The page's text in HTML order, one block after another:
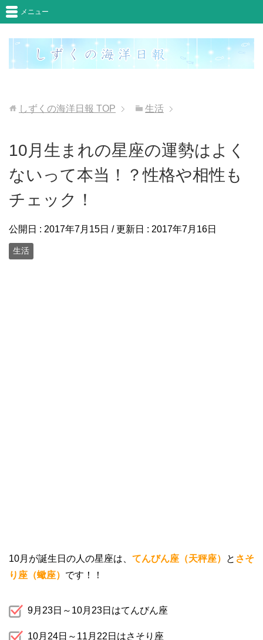
メニュー
しずくの海洋日報 TOP 生活
10月生まれの星座の運勢はよく
ないって本当！？性格や相性も
チェック！
公開日 : 2017年7月15日 / 更新日 : 2017年7月16日
生活
10月が誕生日の人の星座は、 てんびん座（天秤座） と さそ
り座（蠍座） です！！
9月23日～10月23日はてんびん座
10月24日～11月22日はさそり座